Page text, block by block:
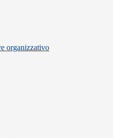
organizzativo